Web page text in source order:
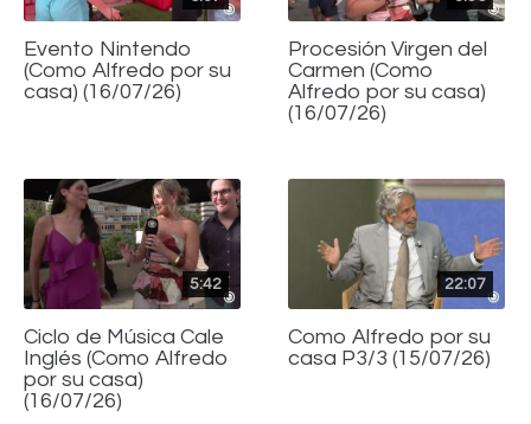
Evento Nintendo
(Como Alfredo por su
casa) (16/07/26)
Procesión Virgen del
Carmen (Como
Alfredo por su casa)
(16/07/26)
5:42
Ciclo de Música Cale
Inglés (Como Alfredo
por su casa)
(16/07/26)
22:07
Como Alfredo por su
casa P3/3 (15/07/26)